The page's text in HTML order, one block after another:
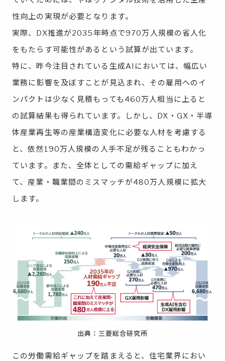
性向上の実現が必要となります。
実際、DX推進が2035年時点で970万人規模の省人化
をもたらす可能性があるという試算が出ています。
特に、昨今注目されている生成AIにおいては、幅広い
業務に影響を及ぼすことが見込まれ、その雇用へのイ
ンパクトは少なく見積もっても460万人相当に上ると
の試算結果も得られています。しかし、DX・GX・半導
体産業再生等の産業構造変化に必要な人材を考慮する
と、依然190万人規模の人手不足が残ることもわかっ
ています。また、全体としての需給ギャップに加え
て、産業・職業間のミスマッチが480万人規模に拡大
します。
出典：三菱総合研究所
この労働需給ギャップを踏まえると、住宅業界におい